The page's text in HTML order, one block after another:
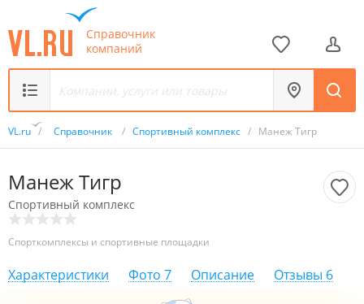
Справочник
компаний
VL.ru / Справочник / Спортивный комплекс / Манеж Тигр
Манеж Тигр
Спортивный комплекс
Спорткомплексы и спортивные площадки
Характеристики Фото 7 Описание Отзывы 6